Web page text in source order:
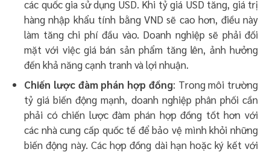
các quốc gia sử dụng USD. Khi tỷ giá USD tăng, giá trị
hàng nhập khẩu tính bằng VND sẽ cao hơn, điều này
làm tăng chi phí đầu vào. Doanh nghiệp sẽ phải đối
mặt với việc giá bán sản phẩm tăng lên, ảnh hưởng
đến khả năng cạnh tranh và lợi nhuận.
Chiến lược đàm phán hợp đồng: Trong môi trường
tỷ giá biến động mạnh, doanh nghiệp phân phối cần
phải có chiến lược đàm phán hợp đồng tốt hơn với
các nhà cung cấp quốc tế để bảo vệ mình khỏi những
biến động này. Các hợp đồng dài hạn hoặc ký kết với